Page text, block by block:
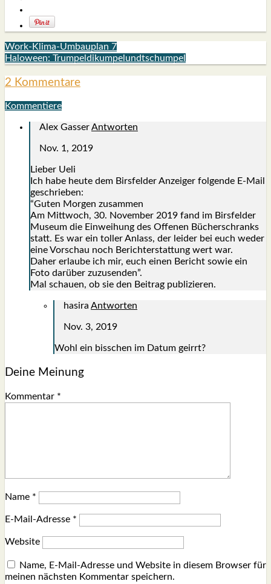
Work-Klima-Umbauplan 7
Haloween: Trumpeldikumpelundtschumpel
2 Kommentare
Kommentiere
Alex GasserAntworten
Nov. 1, 2019
Lie­ber Ueli
Ich habe heu­te dem Birs­fel­der Anzei­ger fol­gen­de E‑Mail
geschrie­ben:
“Guten Mor­gen zusam­men
Am Mitt­woch, 30. Novem­ber 2019 fand im Birs­fel­der
Muse­um die Ein­wei­hung des Offe­nen Bücher­schranks
statt. Es war ein tol­ler Anlass, der lei­der bei euch weder
eine Vor­schau noch Bericht­erstat­tung wert war.
Daher erlau­be ich mir, euch einen Bericht sowie ein
Foto dar­über zuzu­sen­den”.
Mal schau­en, ob sie den Bei­trag publi­zie­ren.
hasira Antworten
Nov. 3, 2019
Wohl ein biss­chen im Datum geirrt?
Deine Meinung
Kommentar *
Name *
E-Mail-Adresse *
Website
Name, E-Mail-Adresse und Website in diesem Browser für
meinen nächsten Kommentar speichern.